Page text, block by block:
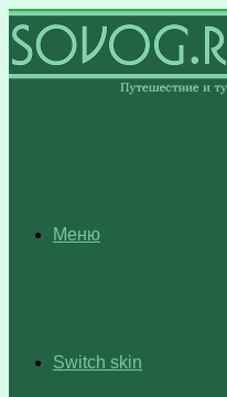
Меню
Switch skin